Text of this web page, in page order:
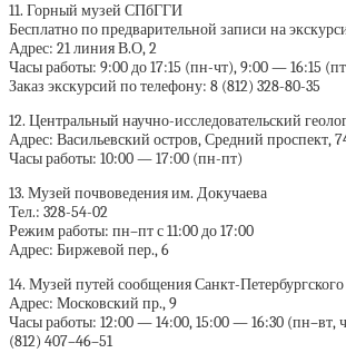
11. Горный музей СПбГГИ
Бесплатно по предварительной записи на
Адрес: 21 линия В.О, 2
Часы работы: 9:00 до 17:15 (пн-чт), 9:00 — 16:15
Заказ экскурсий по телефону: 8 (812) 328-80-35
12. Центральный научно-исследовательский
Адрес: Васильевский остров, Средний проспект,
Часы работы: 10:00 — 17:00 (пн-пт)
13. Музей почвоведения им. Докучаева
Тел.: 328-54-02
Режим работы: пн–пт с 11:00 до 17:00
Адрес: Биржевой пер., 6
14. Музей путей сообщения Санкт-Петербургского
Адрес: Московский пр., 9
Часы работы: 12:00 — 14:00, 15:00 — 16:30 (пн–вт,
(812) 407–46–51